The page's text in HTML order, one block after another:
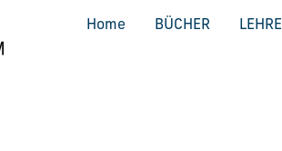
Home BÜCHER LEHRE